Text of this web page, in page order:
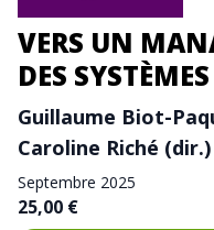
VERS UN
DES
Guillaume Biot-
Caroline Riché (dir.)
Septembre 2025
25,00 €